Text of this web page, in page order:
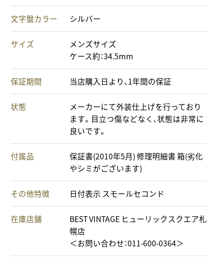
文字盤カラー シルバー
サイズ
メンズサイズ
ケース約：34.5mm
保証期間 当店購入日より、1年間の保証
状態
メーカーにて外装仕上げを行っており
ます。目立つ傷などなく、状態は非常に
良いです。
付属品
保証書(2010年5月) 修理明細書 箱(劣化
やシミがございます)
その他特徴 日付表示 スモールセコンド
在庫店舗
BEST VINTAGE ヒューリックスクエア札
幌店
＜お問い合わせ：011-600-0364＞